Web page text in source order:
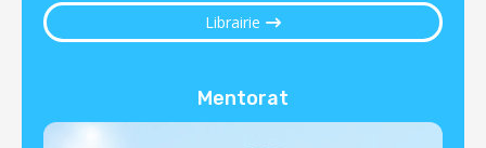
Librairie
Mentorat